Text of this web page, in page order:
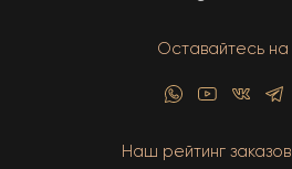
Оставайтесь на
Наш рейтинг